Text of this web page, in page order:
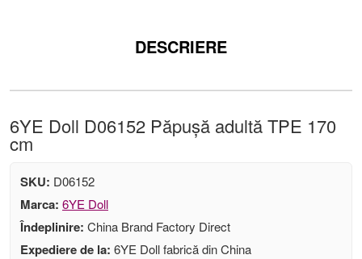
DESCRIERE
6YE Doll D06152 Păpușă adultă TPE 170
cm
SKU: D06152
Marca: 6YE Doll
Îndeplinire: China Brand Factory Direct
Expediere de la: 6YE Doll fabrică din China